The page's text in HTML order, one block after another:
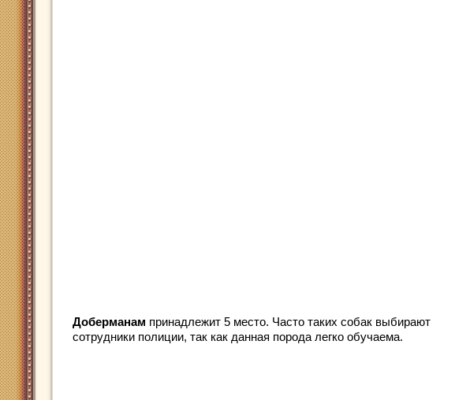
Доберманам принадлежит 5 место. Часто таких собак выбирают
сотрудники полиции, так как данная порода легко обучаема.